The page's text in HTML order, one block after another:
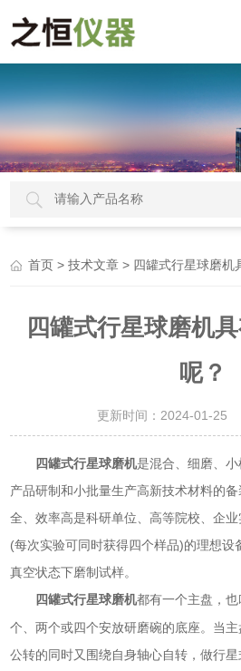
首页 >技术文章 > 四罐式行星球磨机
四罐式行星球磨机
呢？
更新时间：2024-01-25
四罐式行星球磨机是混合、细磨、
产品研制和小批量生产高新技术材料的
全、效率高是科研单位、高等院校、企
(每次实验可同时获得四个样品)的理想设
真空状态下磨制试样。
四罐式行星球磨机都有一个主盘，
个、两个或四个安放研磨碗的底座。当
公转的同时又围绕自身轴心自转，做行